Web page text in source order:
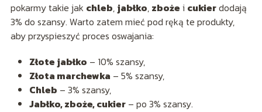
pokarmy takie jak chleb, jabłko, zboże i cukierdodają
3% do szansy. Warto zatem mieć pod ręką te produkty,
aby przyspieszyć proces oswajania:
Złote jabłko – 10% szansy,
Złota marchewka – 5% szansy,
Chleb – 3% szansy,
Jabłko, zboże, cukier– po 3% szansy.